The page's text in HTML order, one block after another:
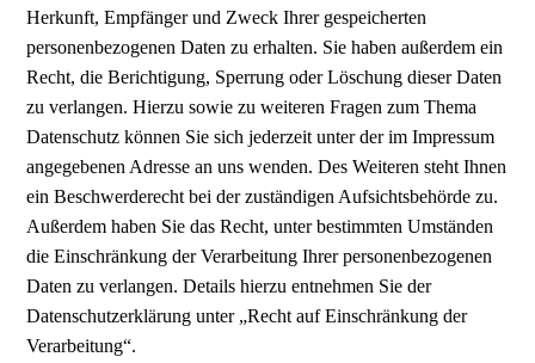
Herkunft, Empfänger und Zweck Ihrer gespeicherten
personenbezogenen Daten zu erhalten. Sie haben außerdem ein
Recht, die Berichtigung, Sperrung oder Löschung dieser Daten
zu verlangen. Hierzu sowie zu weiteren Fragen zum Thema
Datenschutz können Sie sich jederzeit unter der im Impressum
angegebenen Adresse an uns wenden. Des Weiteren steht Ihnen
ein Beschwerderecht bei der zuständigen Aufsichtsbehörde zu.
Außerdem haben Sie das Recht, unter bestimmten Umständen
die Einschränkung der Verarbeitung Ihrer personenbezogenen
Daten zu verlangen. Details hierzu entnehmen Sie der
Datenschutzerklärung unter „Recht auf Einschränkung der
Verarbeitung“.